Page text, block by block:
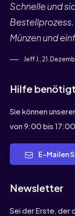
Schnelle und
Münzen und
Jeff J., 21.
Hilfe
Sie können
von 9:00 bis 17:00
E-Mailen
Newsletter
Sei der Erste, der